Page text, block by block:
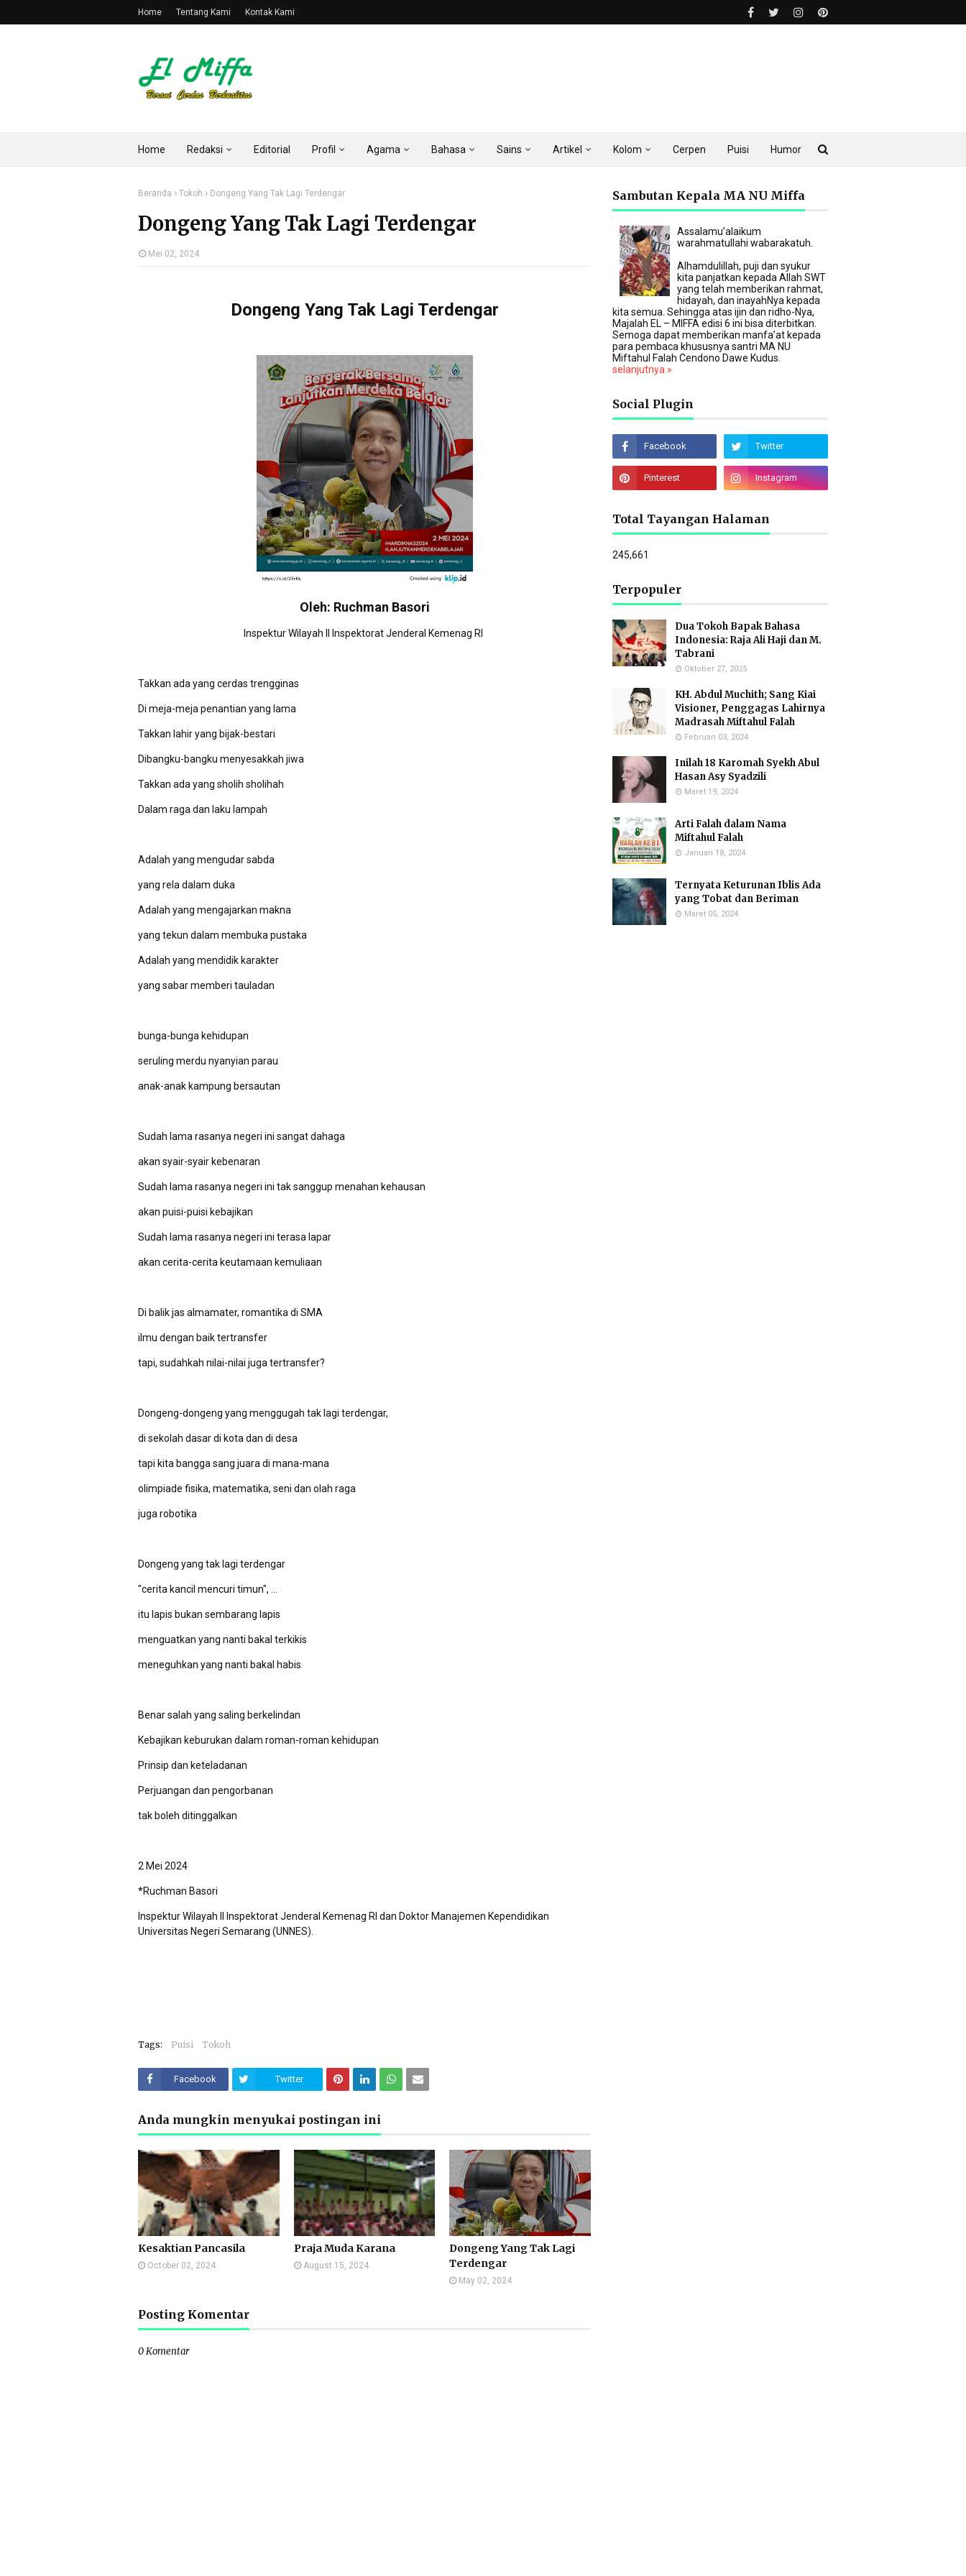
Home Tentang Kami Kontak Kami
Home Redaksi Editorial Profil Agama Bahasa Sains Artikel Kolom Cerpen Puisi Humor
Beranda Tokoh Dongeng Yang Tak Lagi Terdengar
Dongeng Yang Tak Lagi Terdengar
Mei 02, 2024
Dongeng Yang Tak Lagi Terdengar
Oleh: Ruchman Basori
Inspektur Wilayah II Inspektorat Jenderal Kemenag RI
Takkan ada yang cerdas trengginas
Di meja-meja penantian yang lama
Takkan lahir yang bijak-bestari
Dibangku-bangku menyesakkah jiwa
Takkan ada yang sholih sholihah
Dalam raga dan laku lampah
Adalah yang mengudar sabda
yang rela dalam duka
Adalah yang mengajarkan makna
yang tekun dalam membuka pustaka
Adalah yang mendidik karakter
yang sabar memberi tauladan
bunga-bunga kehidupan
seruling merdu nyanyian parau
anak-anak kampung bersautan
Sudah lama rasanya negeri ini sangat dahaga
akan syair-syair kebenaran
Sudah lama rasanya negeri ini tak sanggup menahan kehausan
akan puisi-puisi kebajikan
Sudah lama rasanya negeri ini terasa lapar
akan cerita-cerita keutamaan kemuliaan
Di balik jas almamater, romantika di SMA
ilmu dengan baik tertransfer
tapi, sudahkah nilai-nilai juga tertransfer?
Dongeng-dongeng yang menggugah tak lagi terdengar,
di sekolah dasar di kota dan di desa
tapi kita bangga sang juara di mana-mana
olimpiade fisika, matematika, seni dan olah raga
juga robotika
Dongeng yang tak lagi terdengar
"cerita kancil mencuri timun", ...
itu lapis bukan sembarang lapis
menguatkan yang nanti bakal terkikis
meneguhkan yang nanti bakal habis
Benar salah yang saling berkelindan
Kebajikan keburukan dalam roman-roman kehidupan
Prinsip dan keteladanan
Perjuangan dan pengorbanan
tak boleh ditinggalkan
2 Mei 2024
*Ruchman Basori
Inspektur Wilayah II Inspektorat Jenderal Kemenag RI dan Doktor Manajemen Kependidikan
Universitas Negeri Semarang (UNNES).
Tags: Puisi Tokoh
Facebook Twitter
Anda mungkin menyukai postingan ini
Kesaktian Pancasila
October 02, 2024
Praja Muda Karana
August 15, 2024
Dongeng Yang Tak Lagi
Terdengar
May 02, 2024
Posting Komentar
0 Komentar
Sambutan Kepala MA NU Miffa
Assalamu’alaikum
warahmatullahi wabarakatuh.
Alhamdulillah, puji dan syukur
kita panjatkan kepada Allah SWT
yang telah memberikan rahmat,
hidayah, dan inayahNya kepada
kita semua. Sehingga atas ijin dan ridho-Nya,
Majalah EL – MIFFA edisi 6 ini bisa diterbitkan.
Semoga dapat memberikan manfa’at kepada
para pembaca khususnya santri MA NU
Miftahul Falah Cendono Dawe Kudus.
selanjutnya »
Social Plugin
Total Tayangan Halaman
245,661
Terpopuler
Dua Tokoh Bapak Bahasa
Indonesia: Raja Ali Haji dan M.
Tabrani
Oktober 27, 2025
KH. Abdul Muchith; Sang Kiai
Visioner, Penggagas Lahirnya
Madrasah Miftahul Falah
Februari 03, 2024
Inilah 18 Karomah Syekh Abul
Hasan Asy Syadzili
Maret 19, 2024
Arti Falah dalam Nama
Miftahul Falah
Januari 18, 2024
Ternyata Keturunan Iblis Ada
yang Tobat dan Beriman
Maret 05, 2024